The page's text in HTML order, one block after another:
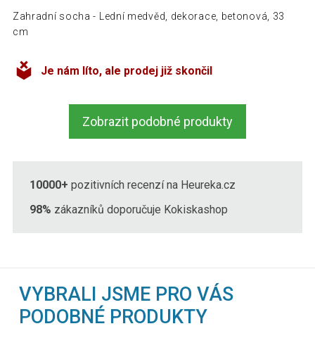
Zahradní socha - Lední medvěd, dekorace, betonová, 33
cm
Je nám líto, ale prodej již skončil
Zobrazit podobné produkty
10000+ pozitivních recenzí na Heureka.cz
98% zákazníků doporučuje Kokiskashop
VYBRALI JSME PRO VÁS
PODOBNÉ PRODUKTY